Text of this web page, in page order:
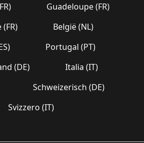
Guadeloupe (FR)
België (NL)
Portugal (PT)
(DE)
Italia (IT)
Schweizerisch (DE)
Svizzero (IT)